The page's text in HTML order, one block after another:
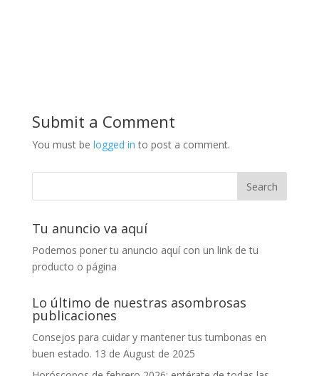
Submit a Comment
You must be logged in to post a comment.
Tu anuncio va aquí
Podemos poner tu anuncio aquí con un link de tu
producto o página
Lo último de nuestras asombrosas
publicaciones
Consejos para cuidar y mantener tus tumbonas en
buen estado. 13 de August de 2025